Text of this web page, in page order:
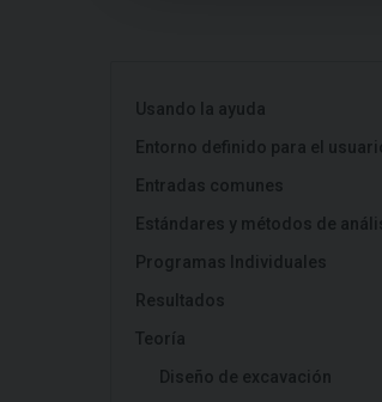
Usando la ayuda
Entorno definido para el
Entradas comunes
Estándares y métodos de
Programas Individuales
Resultados
Teoría
Diseño de excavación